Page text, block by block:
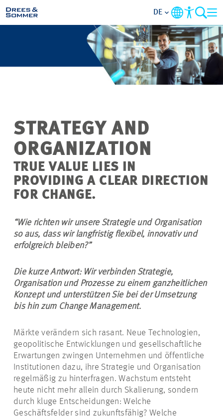
MARKETS
SERVICES
IM FOKUS
KARRIERE
KONTAKT
DE
STRATEGY AND
ORGANIZATION
TRUE VALUE LIES IN
PROVIDING A CLEAR DIRECTION
FOR CHANGE.
“Wie richten wir unsere Strategie und Organisation
so aus, dass wir langfristig flexibel, innovativ und
erfolgreich bleiben?”
Die kurze Antwort: Wir verbinden Strategie,
Organisation und Prozesse zu einem ganzheitlichen
Konzept und unterstützen Sie bei der Umsetzung
bis hin zum Change Management.
Märkte verändern sich rasant. Neue Technologien,
geopolitische Entwicklungen und gesellschaftliche
Erwartungen zwingen Unternehmen und öffentliche
Institutionen dazu, ihre Strategie und Organisation
regelmäßig zu hinterfragen. Wachstum entsteht
heute nicht mehr allein durch Skalierung, sondern
durch kluge Entscheidungen: Welche
Geschäftsfelder sind zukunftsfähig? Welche